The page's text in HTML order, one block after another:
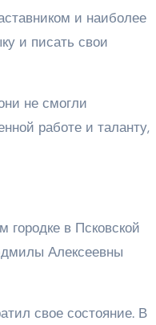
и наиболее
и писать свои
не смогли
работе и таланту,
в Псковской
Алексеевны
свое состояние. В